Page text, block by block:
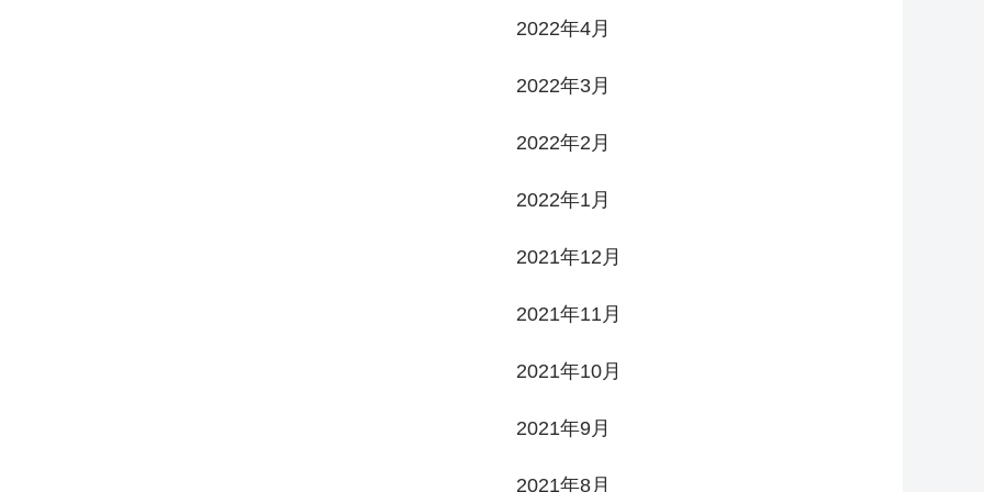
2022年4月
2022年3月
2022年2月
2022年1月
2021年12月
2021年11月
2021年10月
2021年9月
2021年8月